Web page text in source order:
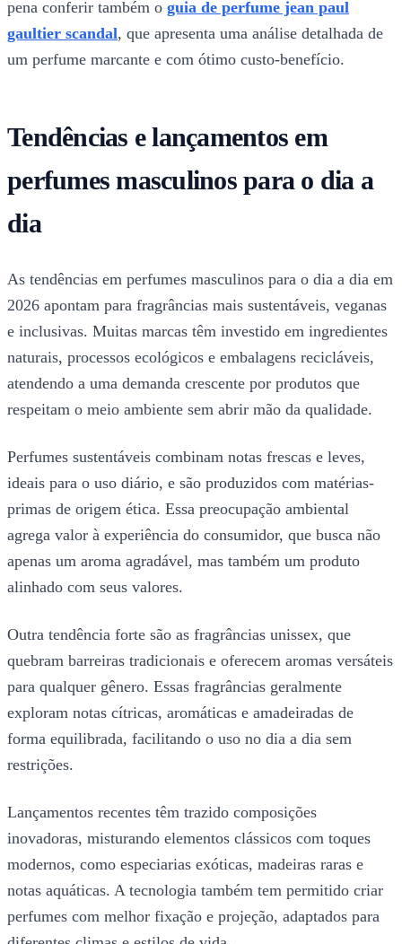
pena conferir também o guia de perfume jean paul
gaultier scandal, que apresenta uma análise detalhada de
um perfume marcante e com ótimo custo-benefício.
Tendências e lançamentos em
perfumes masculinos para o dia a
dia
As tendências em perfumes masculinos para o dia a dia em
2026 apontam para fragrâncias mais sustentáveis, veganas
e inclusivas. Muitas marcas têm investido em ingredientes
naturais, processos ecológicos e embalagens recicláveis,
atendendo a uma demanda crescente por produtos que
respeitam o meio ambiente sem abrir mão da qualidade.
Perfumes sustentáveis combinam notas frescas e leves,
ideais para o uso diário, e são produzidos com matérias-
primas de origem ética. Essa preocupação ambiental
agrega valor à experiência do consumidor, que busca não
apenas um aroma agradável, mas também um produto
alinhado com seus valores.
Outra tendência forte são as fragrâncias unissex, que
quebram barreiras tradicionais e oferecem aromas versáteis
para qualquer gênero. Essas fragrâncias geralmente
exploram notas cítricas, aromáticas e amadeiradas de
forma equilibrada, facilitando o uso no dia a dia sem
restrições.
Lançamentos recentes têm trazido composições
inovadoras, misturando elementos clássicos com toques
modernos, como especiarias exóticas, madeiras raras e
notas aquáticas. A tecnologia também tem permitido criar
perfumes com melhor fixação e projeção, adaptados para